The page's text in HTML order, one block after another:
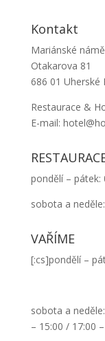
Kontakt
Mariánské
Otakarova 81
686 01 Uherské
Restaurace &
E-mail:
pondělí – pátek:
sobota a
VAŘÍME
[:cs]pondělí –
sobota a
– 15:00 / 17:00